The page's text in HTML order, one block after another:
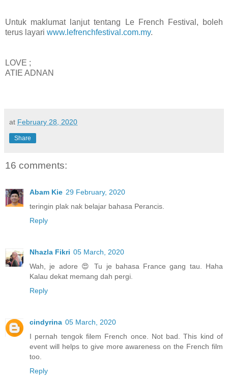
Untuk maklumat lanjut tentang Le French Festival, boleh
terus layari www.lefrenchfestival.com.my.
LOVE ;
ATIE ADNAN
at February 28, 2020
Share
16 comments:
Abam Kie 29 February, 2020
teringin plak nak belajar bahasa Perancis.
Reply
Nhazla Fikri 05 March, 2020
Wah, je adore 😍 Tu je bahasa France gang tau. Haha
Kalau dekat memang dah pergi.
Reply
cindyrina 05 March, 2020
I pernah tengok filem French once. Not bad. This kind of
event will helps to give more awareness on the French film
too.
Reply